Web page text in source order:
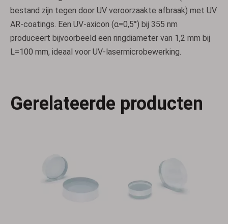
bestand zijn tegen door UV veroorzaakte afbraak) met UV
AR-coatings. Een UV-axicon (α=0,5°) bij 355 nm
produceert bijvoorbeeld een ringdiameter van 1,2 mm bij
L=100 mm, ideaal voor UV-lasermicrobewerking.
Gerelateerde producten